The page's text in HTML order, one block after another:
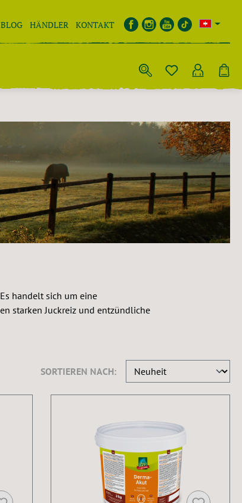
BLOG HÄNDLER KONTAKT
handelt sich um eine
starken Juckreiz und entzündliche
SORTIEREN NACH: